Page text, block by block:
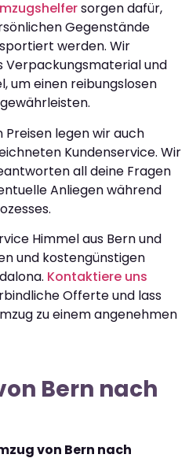
sorgen dafür,
Gegenstände
werden. Wir
und
um einen reibungslosen
Preisen legen wir auch
Kundenservice. Wir
all deine Fragen
Anliegen während
Himmel aus Bern und
und kostengünstigen
Kontaktiere uns
Offerte und lass
zu einem angenehmen
Bern nach
von Bern nach